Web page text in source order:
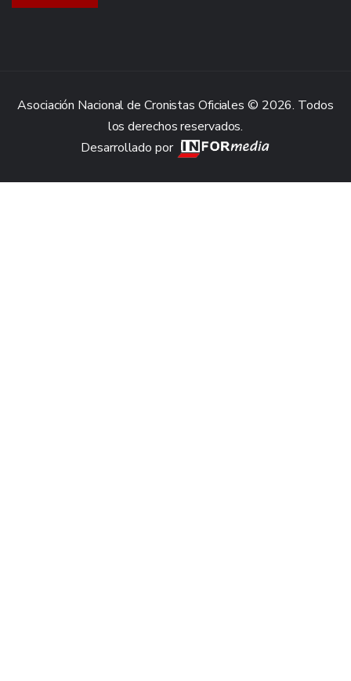
Asociación Nacional de Cronistas Oficiales © 2026. Todos
los derechos reservados.
Desarrollado por